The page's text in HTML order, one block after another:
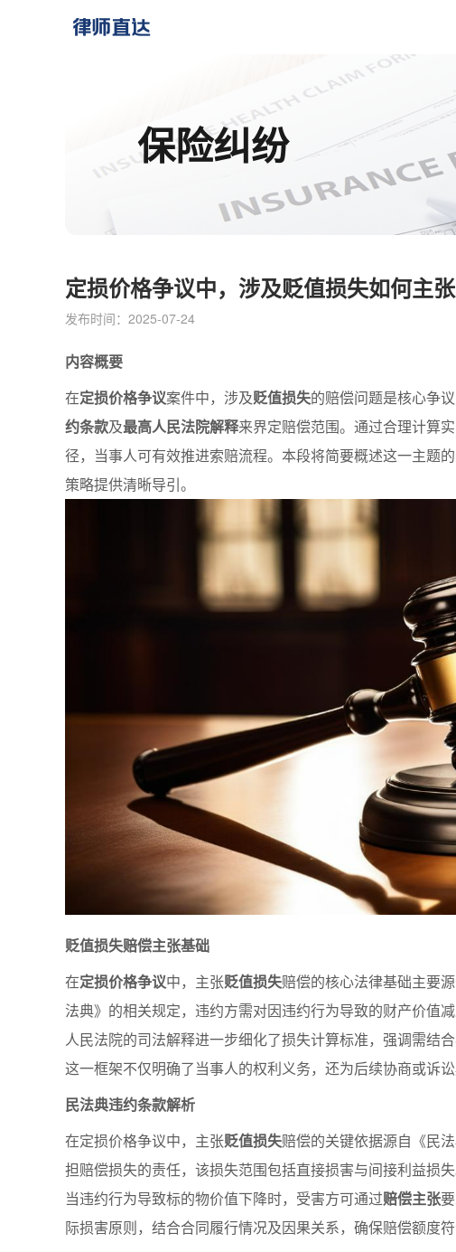
保险纠纷
定损价格争议中，涉及贬值损失如何主张
发布时间：2025-07-24
内容概要
在定损价格争议案件中，涉及贬值损失的赔偿问题是核心争
约条款及最高人民法院解释来界定赔偿范围。通过合理计算
径，当事人可有效推进索赔流程。本段将简要概述这一主题
策略提供清晰导引。
贬值损失赔偿主张基础
在定损价格争议中，主张贬值损失赔偿的核心法律基础主要
法典》的相关规定，违约方需对因违约行为导致的财产价值
人民法院的司法解释进一步细化了损失计算标准，强调需结
这一框架不仅明确了当事人的权利义务，还为后续协商或诉讼
民法典违约条款解析
在定损价格争议中，主张贬值损失赔偿的关键依据源自《民
担赔偿损失的责任，该损失范围包括直接损害与间接利益损失
当违约行为导致标的物价值下降时，受害方可通过赔偿主张
际损害原则，结合合同履行情况及因果关系，确保赔偿额度